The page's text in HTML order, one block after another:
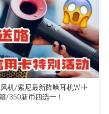
机/索尼最新降噪耳机WH-
/350新币四选一！